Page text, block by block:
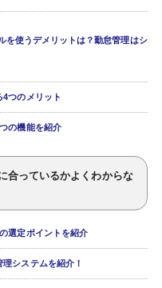
を使うデメリットは？勤怠管理はシ
つのメリット
の機能を紹介
合っているかよくわからな
選定ポイントを紹介
システムを紹介！